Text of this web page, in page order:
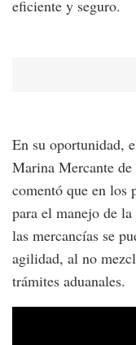
eficiente y seguro.
En su oportunidad,
Marina Mercante
comentó que en los
para el manejo de
las mercancías se
agilidad, al no
trámites aduanales.